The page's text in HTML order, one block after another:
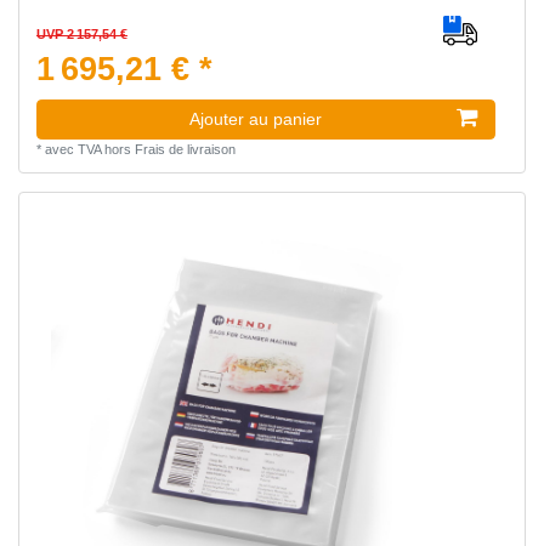
UVP 2 157,54 €
1 695,21 € *
Ajouter au panier
* avec TVAhors Frais de livraison